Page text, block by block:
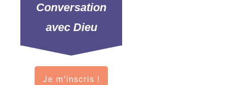
Conversation
avec Dieu
Je m'inscris !